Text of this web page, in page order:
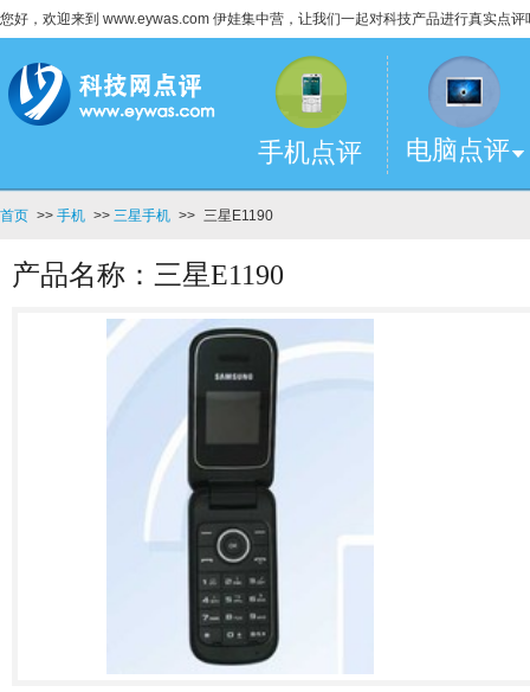
您好，欢迎来到 www.eywas.com 伊娃集中营，让我们一起对科技产品进行真实点评
手机点评 电脑点评
首页 >> 手机 >> 三星手机 >> 三星E1190
产品名称：三星E1190